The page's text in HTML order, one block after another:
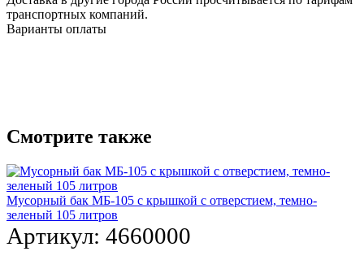
транспортных компаний.
Варианты оплаты
Смотрите также
Мусорный бак МБ-105 с крышкой с отверстием, темно-
зеленый 105 литров
Артикул: 4660000